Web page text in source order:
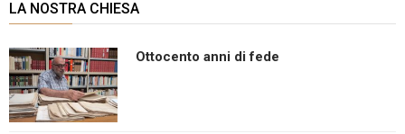
LA NOSTRA CHIESA
Ottocento anni di fede